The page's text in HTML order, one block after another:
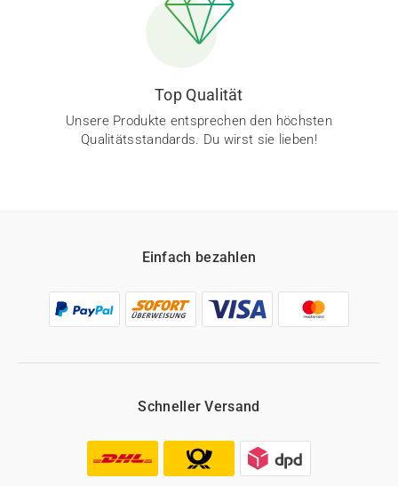
Top Qualität
Unsere Produkte entsprechen den höchsten
Qualitätsstandards. Du wirst sie lieben!
Einfach bezahlen
Schneller Versand